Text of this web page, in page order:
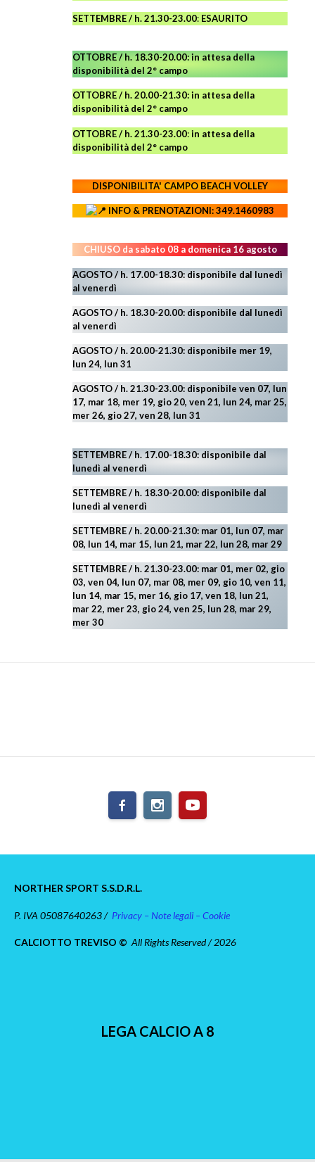
SETTEMBRE / h. 21.30-23.00: ESAURITO
OTTOBRE / h. 18.30-20.00:in attesa della
disponibilità del 2° campo
OTTOBRE / h. 20.00-21.30:in attesa della
disponibilità del 2° campo
OTTOBRE / h. 21.30-23.00:in attesa della
disponibilità del 2° campo
DISPONIBILITA' CAMPOBEACH VOLLEY
INFO & PRENOTAZIONI: 349.1460983
CHIUSO da sabato 08 a domenica 16 agosto
AGOSTO / h. 17.00-18.30: disponibile dal lunedì
al venerdì
AGOSTO/ h. 18.30-20.00: disponibile dal lunedì
al venerdì
AGOSTO / h. 20.00-21.30: disponibile mer 19,
lun 24, lun 31
AGOSTO/ h. 21.30-23.00: disponibile ven 07, lun
17, mar 18, mer 19, gio 20, ven 21, lun 24, mar 25,
mer 26, gio 27, ven 28, lun 31
SETTEMBRE / h. 17.00-18.30: disponibile dal
lunedì al venerdì
SETTEMBRE / h. 18.30-20.00: disponibile dal
lunedì al venerdì
SETTEMBRE / h. 20.00-21.30: mar 01, lun 07, mar
08, lun 14, mar 15, lun 21, mar 22, lun 28, mar 29
SETTEMBRE / h. 21.30-23.00: mar 01, mer 02, gio
03, ven 04, lun 07, mar 08, mer 09, gio 10, ven 11,
lun 14, mar 15, mer 16, gio 17, ven 18, lun 21,
mar 22, mer 23, gio 24, ven 25, lun 28, mar 29,
mer 30
NORTHER SPORT S.S.D.R.L.
P. IVA 05087640263 / Privacy – Note legali – Cookie
CALCIOTTO TREVISO © All Rights Reserved / 2026
LEGA CALCIO A 8